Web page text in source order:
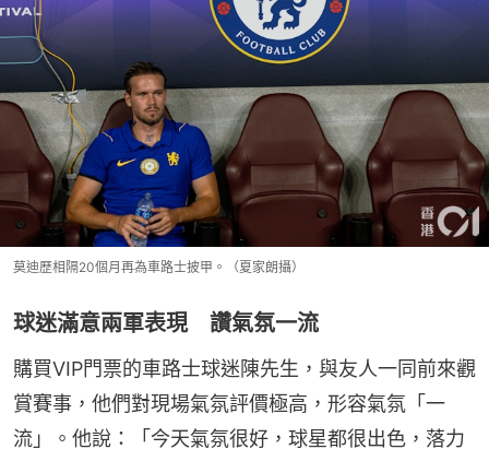
莫迪歷相隔20個月再為車路士披甲。（夏家朗攝）
球迷滿意兩軍表現 讚氣氛一流
購買VIP門票的車路士球迷陳先生，與友人一同前來觀
賞賽事，他們對現場氣氛評價極高，形容氣氛「一
流」。他說：「今天氣氛很好，球星都很出色，落力